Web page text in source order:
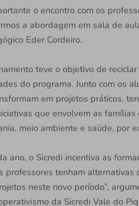
o encontro com os
a abordagem em sala de
Eder Cordeiro.
teve o objetivo de
do programa. Junto com os
em projetos práticos,
que envolvem as
meio ambiente e saúde, por
ano, o Sicredi incentiva as
professores tenham
neste novo período”,
da Sicredi Vale do